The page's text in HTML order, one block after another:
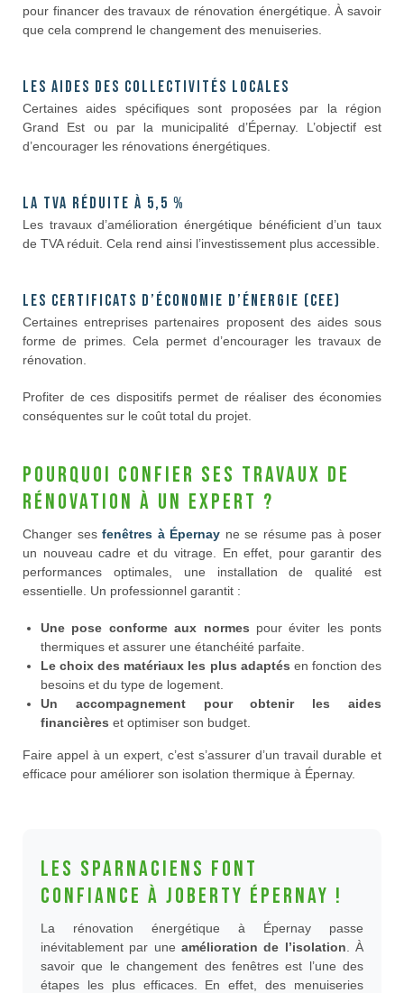
pour financer des travaux de rénovation énergétique. À savoir
que cela comprend le changement des menuiseries.
Les aides des collectivités locales
Certaines aides spécifiques sont proposées par la région
Grand Est ou par la municipalité d’Épernay. L’objectif est
d’encourager les rénovations énergétiques.
La TVA réduite à 5,5 %
Les travaux d’amélioration énergétique bénéficient d’un taux
de TVA réduit. Cela rend ainsi l’investissement plus accessible.
Les Certificats d’Économie d’Énergie (CEE)
Certaines entreprises partenaires proposent des aides sous
forme de primes. Cela permet d’encourager les travaux de
rénovation.
Profiter de ces dispositifs permet de réaliser des économies
conséquentes sur le coût total du projet.
Pourquoi confier ses travaux de
rénovation à un expert ?
Changer ses fenêtres à Épernay ne se résume pas à poser
un nouveau cadre et du vitrage. En effet, pour garantir des
performances optimales, une installation de qualité est
essentielle. Un professionnel garantit :
Une pose conforme aux normes pour éviter les ponts
thermiques et assurer une étanchéité parfaite.
Le choix des matériaux les plus adaptés en fonction des
besoins et du type de logement.
Un accompagnement pour obtenir les aides
financières et optimiser son budget.
Faire appel à un expert, c’est s’assurer d’un travail durable et
efficace pour améliorer son isolation thermique à Épernay.
Les sparnaciens font
confiance à JOBERTY Épernay !
La rénovation énergétique à Épernay passe
inévitablement par une amélioration de l’isolation . À
savoir que le changement des fenêtres est l’une des
étapes les plus efficaces. En effet, des menuiseries